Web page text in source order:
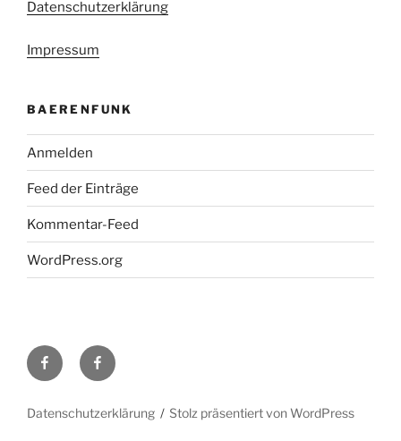
Datenschutzerklärung
Impressum
BAERENFUNK
Anmelden
Feed der Einträge
Kommentar-Feed
WordPress.org
H48
bei
Facebook-
Gruppe
Datenschutzerklärung Stolz präsentiert von WordPress